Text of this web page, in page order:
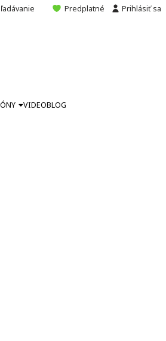
Predplatné Prihlásiť sa
VIDEOBLOG